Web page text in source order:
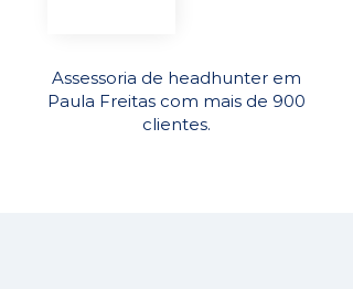
Assessoria de headhunter em
Paula Freitas com mais de 900
clientes.